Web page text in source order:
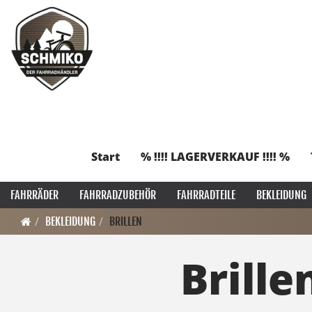
Start % !!!! LAGERVERKAUF !!!! %
FAHRRÄDER FAHRRADZUBEHÖR FAHRRADTEILE
BEKLEIDUNG
BEKLEIDUNG
BRILLEN